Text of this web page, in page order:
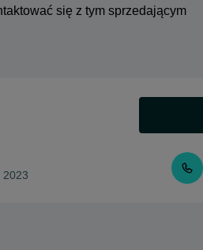
się z tym sprzedającym
2023